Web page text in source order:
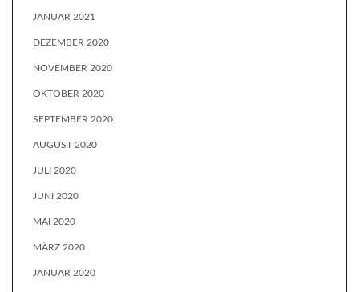
JANUAR 2021
DEZEMBER 2020
NOVEMBER 2020
OKTOBER 2020
SEPTEMBER 2020
AUGUST 2020
JULI 2020
JUNI 2020
MAI 2020
MÄRZ 2020
JANUAR 2020